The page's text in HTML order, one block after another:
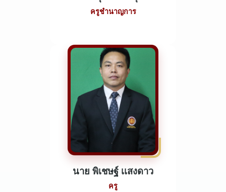
ครูชำนาญการ
นาย พิเชษฐ์ เเสงดาว
ครู